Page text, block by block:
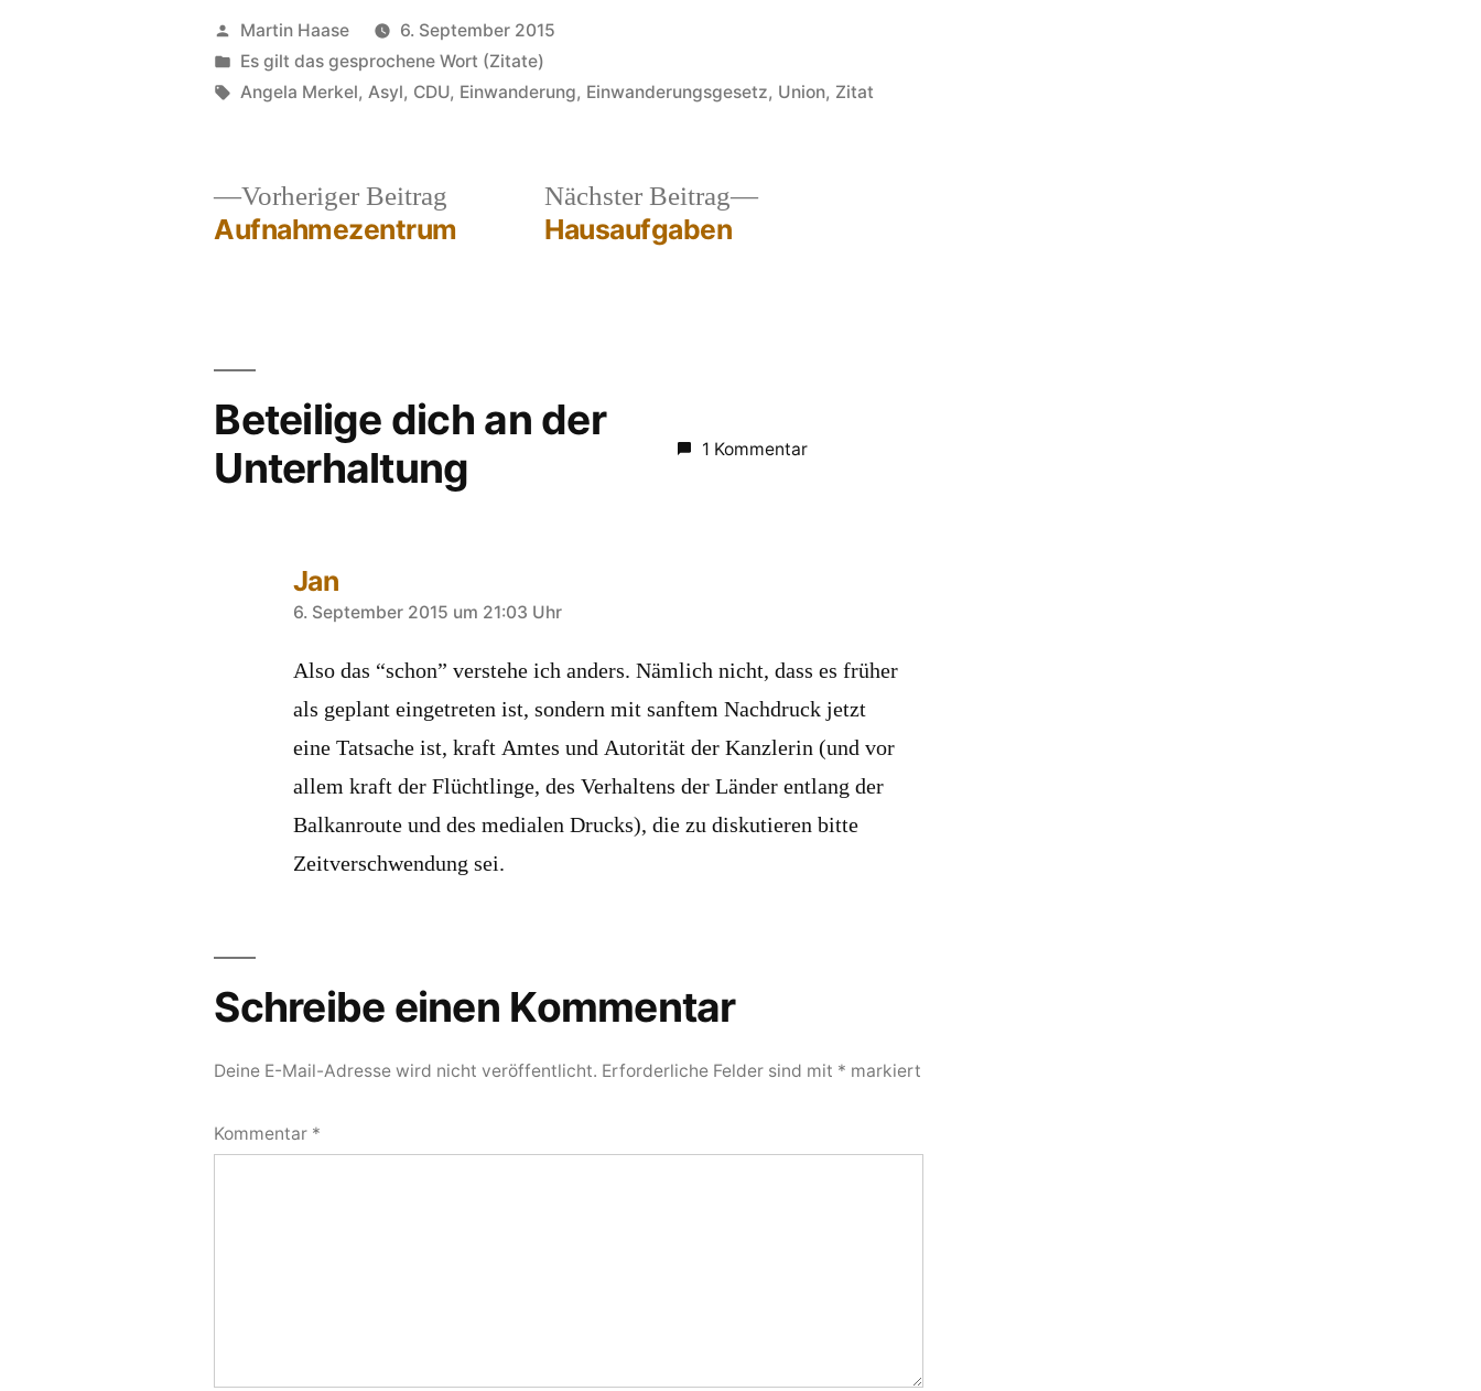
Veröffentlicht
von
Martin Haase
6. September 2015
Veröffentlicht
in
Es gilt das gesprochene Wort (Zitate)
Schlagwörter:
Angela Merkel, Asyl, CDU, Einwanderung, Einwanderungsgesetz, Union, Zitat
Beitragsnavigation
Vorheriger Beitrag Vorheriger
Beitrag:
Aufnahmezentrum
Nächster Beitrag
Nächster
Hausaufgaben
Beteilige dich an der
Unterhaltung
1 Kommentar
Jan
sagt:
6. September 2015 um 21:03 Uhr
Also das “schon” verstehe ich anders. Nämlich nicht, dass es früher
als geplant eingetreten ist, sondern mit sanftem Nachdruck jetzt
eine Tatsache ist, kraft Amtes und Autorität der Kanzlerin (und vor
allem kraft der Flüchtlinge, des Verhaltens der Länder entlang der
Balkanroute und des medialen Drucks), die zu diskutieren bitte
Zeitverschwendung sei.
Schreibe einen Kommentar
Deine E-Mail-Adresse wird nicht veröffentlicht. Erforderliche Felder sind mit * markiert
Kommentar *